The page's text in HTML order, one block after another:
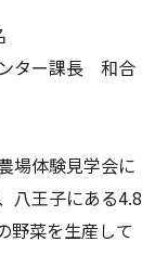
ター課長 和合
場体験見学会に
八王子にある4.8
野菜を生産して